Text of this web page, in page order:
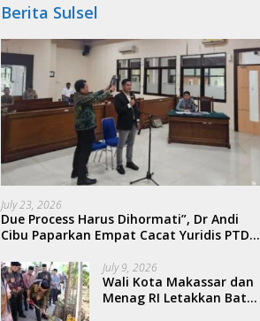
Berita Sulsel
July 23, 2026
Due Process Harus Dihormati”, Dr Andi
Cibu Paparkan Empat Cacat Yuridis PTDH
July 9, 2026
Wali Kota Makassar dan
Menag RI Letakkan Batu